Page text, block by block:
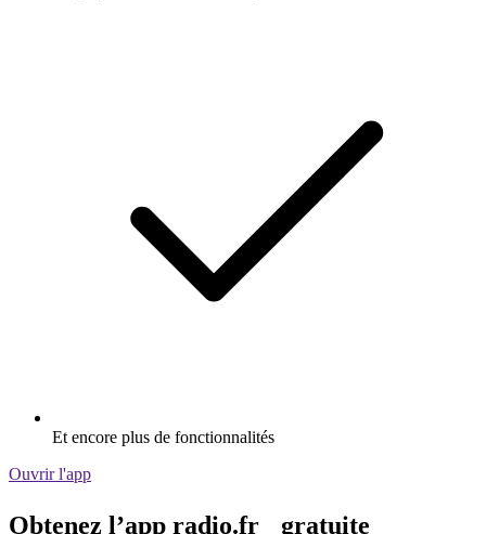
Et encore plus de fonctionnalités
Ouvrir l'app
Obtenez l’app radio.fr gratuite